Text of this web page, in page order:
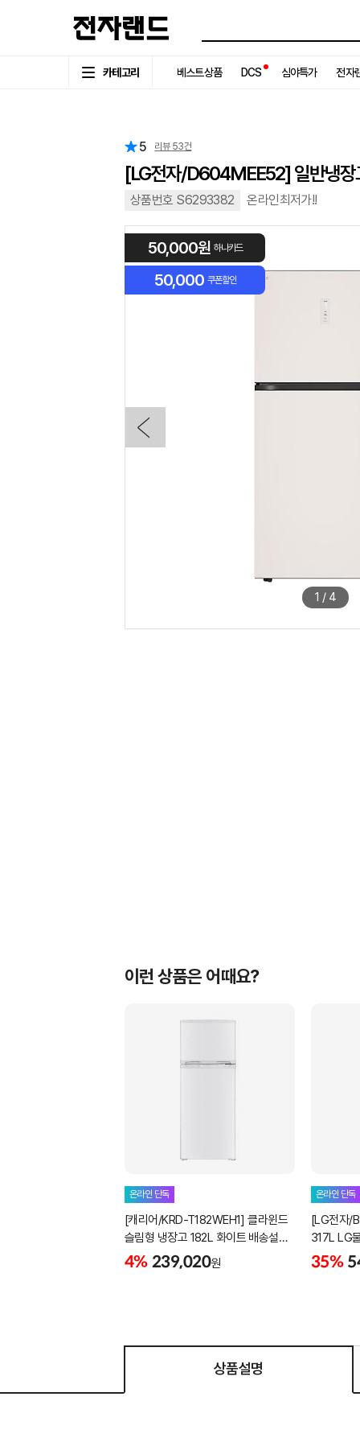
카테고리 베스트상품 DCS 심야특가 전자
5 리뷰 53건
[LG전자/D604MEE52] 일반냉장
상품번호 S6293382 온라인최저가!!
50,000원 하나카드
50,000 쿠폰할인
1 / 4
이런 상품은 어때요?
온라인 단독
[캐리어/KRD-T182WEH1] 클라윈드
슬림형 냉장고 182L 화이트 배송설치
포함
4% 239,020원
온라인 단독
[LG전자/
317L LG
35%
상품설명